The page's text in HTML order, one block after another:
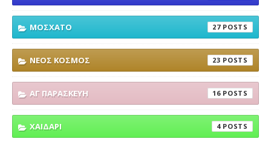
ΜΟΣΧΑΤΟ 27
ΝΕΟΣ ΚΟΣΜΟΣ 23
ΑΓ ΠΑΡΑΣΚΕΥΗ 16
ΧΑΙΔΑΡΙ 4